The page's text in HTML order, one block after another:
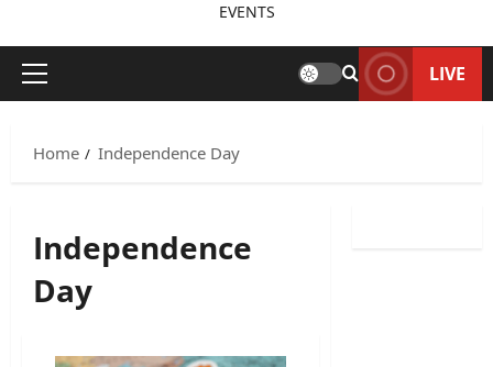
EVENTS
Primary
LIVE
Home Independence Day
Independence
Day